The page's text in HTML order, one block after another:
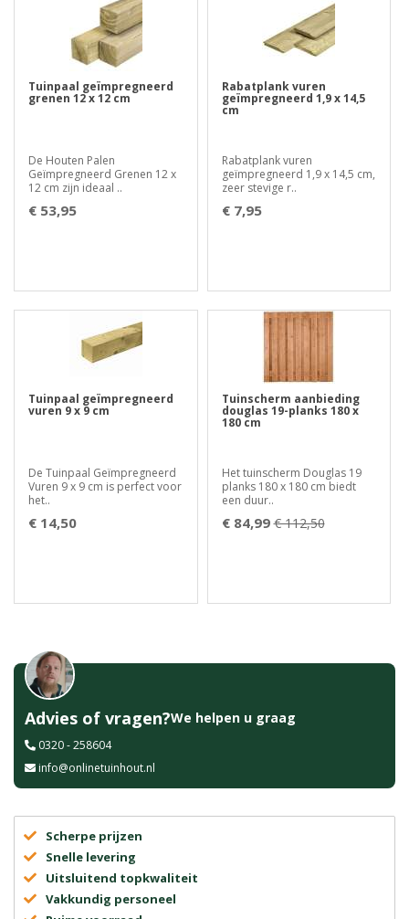
Tuinpaal geïmpregneerd
grenen 12 x 12 cm
De Houten Palen
Geïmpregneerd Grenen 12 x
12 cm zijn ideaal ..
€ 53,95
Rabatplank vuren
geïmpregneerd 1,9 x 14,5
cm
Rabatplank vuren
geïmpregneerd 1,9 x 14,5 cm,
zeer stevige r..
€ 7,95
Tuinpaal geïmpregneerd
vuren 9 x 9 cm
De Tuinpaal Geïmpregneerd
Vuren 9 x 9 cm is perfect voor
het..
€ 14,50
Tuinscherm aanbieding
douglas 19-planks 180 x
180 cm
Het tuinscherm Douglas 19
planks 180 x 180 cm biedt
een duur..
€ 84,99 € 112,50
Advies of vragen?We helpen u graag
0320 - 258604
info@onlinetuinhout.nl
Scherpe prijzen
Snelle levering
Uitsluitend topkwaliteit
Vakkundig personeel